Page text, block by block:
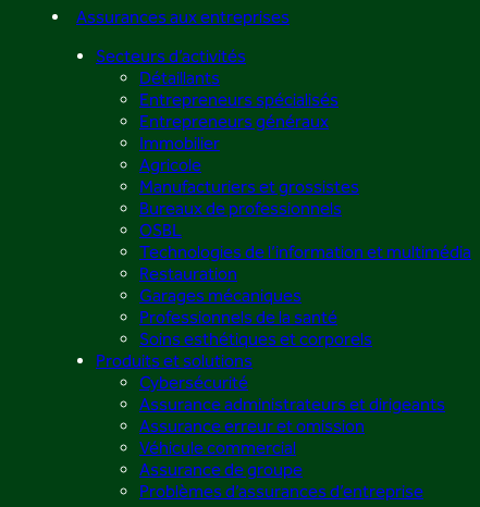
Assurances aux entreprises
Secteurs d’activités
Détaillants
Entrepreneurs spécialisés
Entrepreneurs généraux
Immobilier
Agricole
Manufacturiers et grossistes
Bureaux de professionnels
OSBL
Technologies de l’information et multimédia
Restauration
Garages mécaniques
Professionnels de la santé
Soins esthétiques et corporels
Produits et solutions
Cybersécurité
Assurance administrateurs et dirigeants
Assurance erreur et omission
Véhicule commercial
Assurance de groupe
Problèmes d’assurances d’entreprise